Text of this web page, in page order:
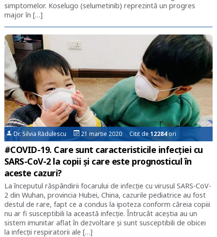
simptomelor. Koselugo (selumetinib) reprezintă un progres
major în […]
Dr. Silvia Rădulescu 21 martie 2020 Citit de12284ori
#COVID-19. Care sunt caracteristicile infecției cu
SARS-CoV-2 la copii și care este prognosticul în
aceste cazuri?
La începutul răspândirii focarului de infecție cu virusul SARS-CoV-
2 din Wuhan, provincia Hubei, China, cazurile pediatrice au fost
destul de rare, fapt ce a condus la ipoteza conform căreia copiii
nu ar fi susceptibili la această infecție. Întrucât aceștia au un
sistem imunitar aflat în dezvoltare și sunt susceptibili de obicei
la infecții respiratorii ale […]